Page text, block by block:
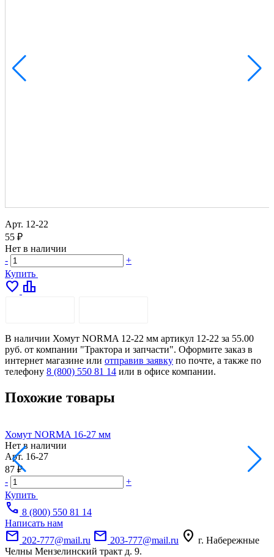
Арт. 12-22
55 ₽
Нет в наличии
-
+
Купить
favorite leaderboard
В наличии Хомут NORMA 12-22 мм артикул 12-22 за 55.00
руб. от компании "Трактора и запчасти". Оформите заказ в
интернет магазине или отправив заявку по почте, а также по
телефону 8 (800) 550 81 14 или в офисе компании.
Похожие товары
Хомут NORMA 16-27 мм
Нет в наличии
Арт. 16-27
87 ₽
-
+
Купить
call 8 (800) 550 81 14
Написать нам
mail 202-777@mail.ru mail 203-777@mail.ru location_on г. Набережные
Челны Мензелинский тракт д. 9.